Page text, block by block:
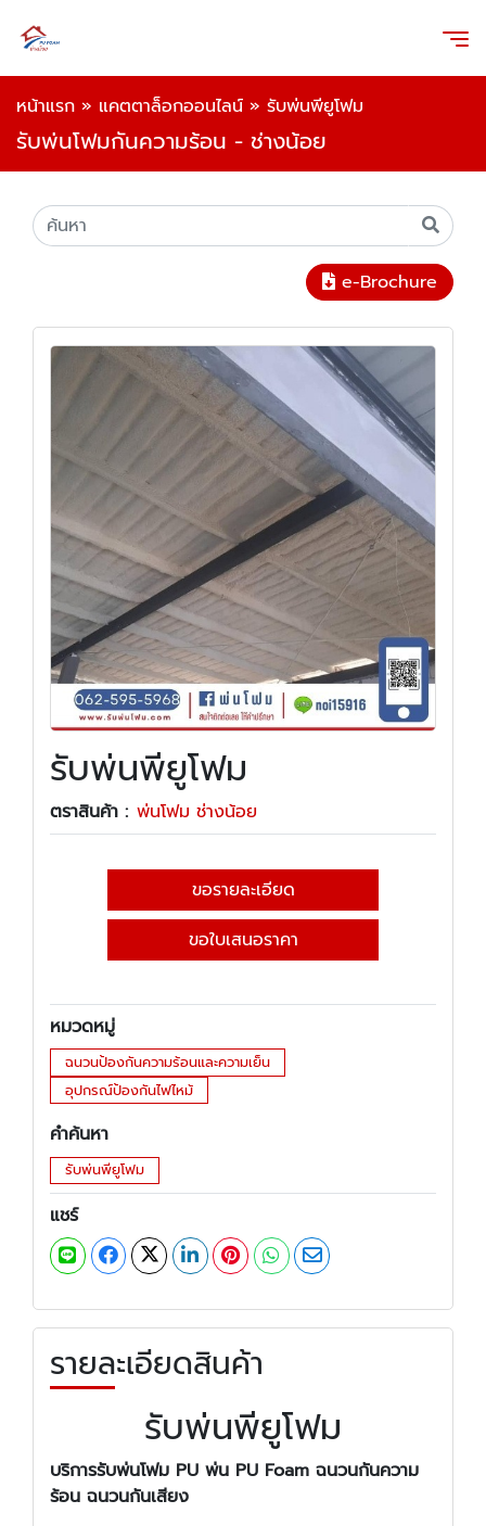
หน้าแรก » แคตตาล็อกออนไลน์ » รับพ่นพียูโฟม
รับพ่นโฟมกันความร้อน - ช่างน้อย
e-Brochure
รับพ่นพียูโฟม
ตราสินค้า : พ่นโฟม ช่างน้อย
ขอรายละเอียด
ขอใบเสนอราคา
หมวดหมู่
ฉนวนป้องกันความร้อนและความเย็น
อุปกรณ์ป้องกันไฟไหม้
คำค้นหา
รับพ่นพียูโฟม
แชร์
รายละเอียดสินค้า
รับพ่นพียูโฟม
บริการรับพ่นโฟม PU พ่น PU Foam ฉนวนกันความ
ร้อน ฉนวนกันเสียง